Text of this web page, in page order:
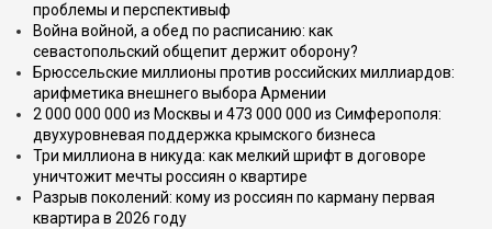
проблемы и перспективыф
Война войной, а обед по расписанию: как
севастопольский общепит держит оборону?
Брюссельские миллионы против российских миллиардов:
арифметика внешнего выбора Армении
2 000 000 000 из Москвы и 473 000 000 из Симферополя:
двухуровневая поддержка крымского бизнеса
Три миллиона в никуда: как мелкий шрифт в договоре
уничтожит мечты россиян о квартире
Разрыв поколений: кому из россиян по карману первая
квартира в 2026 году